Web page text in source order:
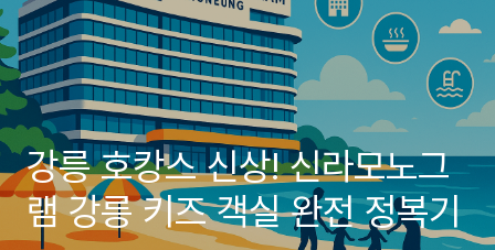
강릉 호캉스 신상! 신라모노그
램 강릉 키즈 객실 완전 정복기